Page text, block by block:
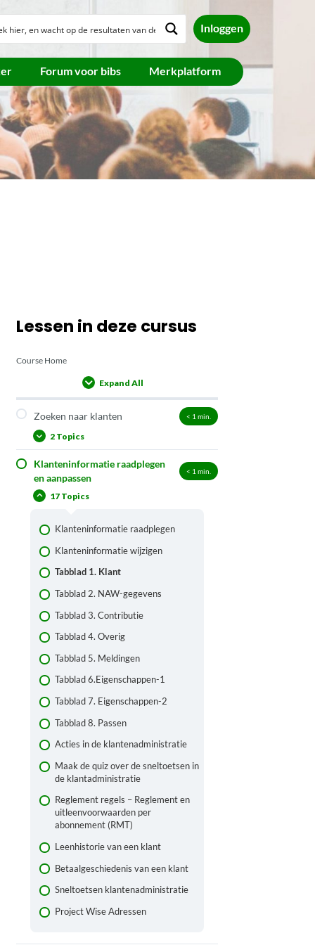
Inloggen
Forum voor bibs Merkplatform
Lessen in deze cursus
Course Home
Expand All
Lessons
Zoeken naar klanten < 1 min.
2 Topics
Klant opzoeken via klantgegevens
Een andere klant opzoeken vanuit
het klantendetailscherm
Klanteninformatie raadplegen
en aanpassen
< 1 min.
17 Topics
Klanteninformatie raadplegen
Klanteninformatie wijzigen
Tabblad 1. Klant
Tabblad 2. NAW-gegevens
Tabblad 3. Contributie
Tabblad 4. Overig
Tabblad 5. Meldingen
Tabblad 6.Eigenschappen-1
Tabblad 7. Eigenschappen-2
Tabblad 8. Passen
Acties in de klantenadministratie
Maak de quiz over de sneltoetsen in
de klantadministratie
Reglement regels – Reglement en
uitleenvoorwaarden per
abonnement (RMT)
Leenhistorie van een klant
Betaalgeschiedenis van een klant
Sneltoetsen klantenadministratie
Project Wise Adressen